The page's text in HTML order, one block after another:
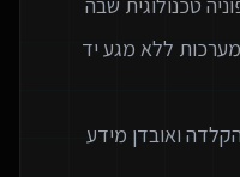
ללא מגע יד
הקלדה ואובדן מידע